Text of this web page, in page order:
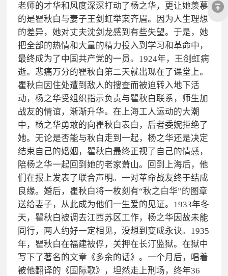
老师的才华和风度深深打动了杨之华，更让她羡慕
的是瞿秋白与妻子王剑虹举案齐眉。因为人生理想
的差异，她对丈夫沈剑龙感到有些失望。于是，她
把全部的热情和大量的精力投入到学习和革命中，
最终成为了中国共产党的一员。1924年，王剑虹病
逝。悲痛万分的瞿秋白第二天就出现在了课堂上。
瞿秋白因住处遭到敌人的搜查而被迫转入地下活
动，杨之华受组织指示负责与瞿秋白联系，师生加
战友的情谊，渐渐升华。在上海工人运动的大潮
中，杨之华勇敢的向瞿秋白表白，后者委婉拒绝了
她。无论是否能与秋白走到一起，杨之华还是决定
结束自己的婚姻，瞿秋白最终正视了自己的情感，
陪杨之华一起回到她的老家萧山。回到上海后，他
们在报上发表了联合声明。一对革命战友终于结成
良缘。婚后，瞿秋白将一枚刻有“秋之白华”的图章
送给妻子，从此成为他们一生爱的见证。1933年冬
天，瞿秋白被调去江西苏区工作，杨之华因故未能
同行，两人约好一定相见，没想到变成永诀。1935
年，瞿秋白在福建被俘，关押在长汀监狱。在狱中
写下了著名的文章《多余的话》。一个月后，唱着
被他翻译的《国际歌》，坦然走上刑场，终年36